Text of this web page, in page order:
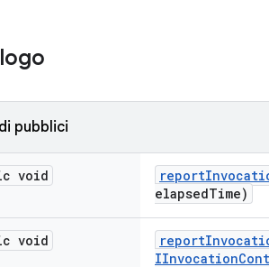
pubblici
void report
elapsedTime)
void report
IInvocation